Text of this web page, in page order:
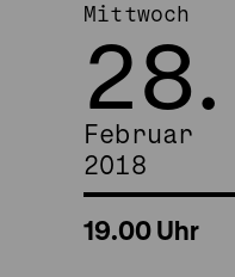
Mittwoch
28.
Februar
2018
19.00 Uhr